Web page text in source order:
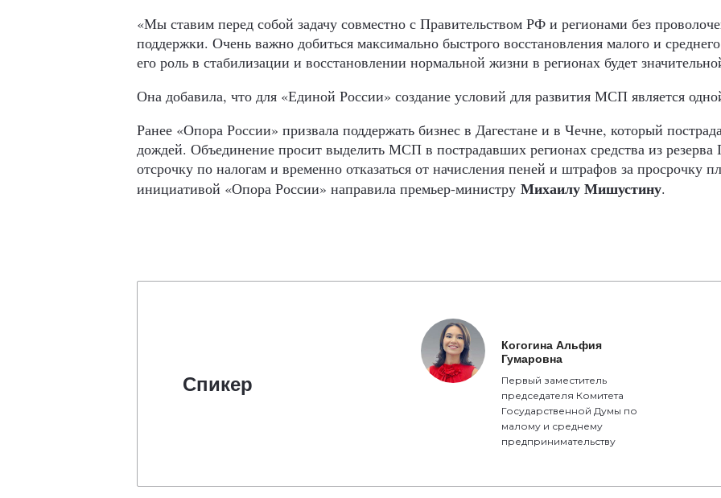
«Мы ставим перед собой задачу совместно с Правительством РФ и регионами без
поддержки. Очень важно добиться максимально быстрого восстановления малого и
его роль в стабилизации и восстановлении нормальной жизни в регионах будет
Она добавила, что для «Единой России» создание условий для развития МСП является
Ранее «Опора России» призвала поддержать бизнес в Дагестане и в Чечне, который
дождей. Объединение просит выделить МСП в пострадавших регионах средства из резерва
отсрочку по налогам и временно отказаться от начисления пеней и штрафов за просрочку
инициативой «Опора России» направила премьер-министру Михаилу Мишустину.
Спикер
Когогина Альфия
Гумаровна
Первый заместитель
председателя Комитета
Государственной Думы по
малому и среднему
предпринимательству